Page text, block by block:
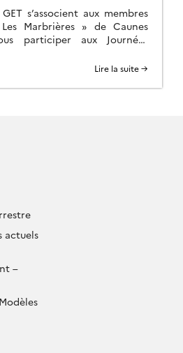
s’associent aux membres
Marbrières » de Caunes
participer aux Journées
[…]
Lire la suite →
actuels
–